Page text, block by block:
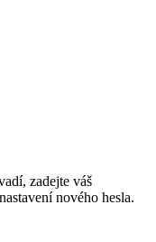
zadejte váš
nového hesla.